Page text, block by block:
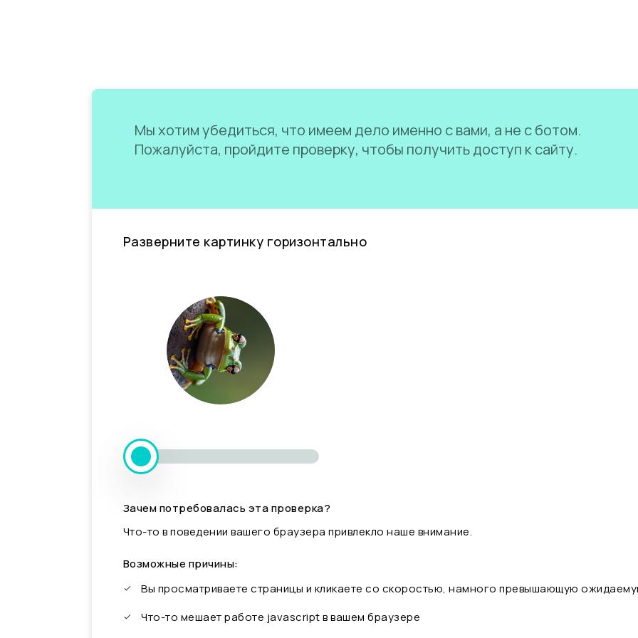
Мы хотим убедиться, что имеем дело именно с вами, а не с ботом.
Пожалуйста, пройдите проверку, чтобы получить доступ к сайту.
Разверните картинку горизонтально
Зачем потребовалась эта проверка?
Что-то в поведении вашего браузера привлекло наше внимание.
Возможные причины:
Вы просматриваете страницы и кликаете со скоростью, намного превышающую
Что-то мешает работе javascript в вашем браузере